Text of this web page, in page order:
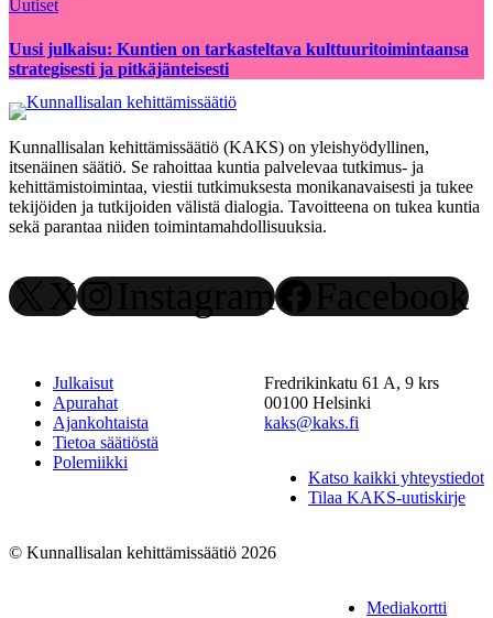
Uutiset
Uusi julkaisu: Kuntien on tarkasteltava kulttuuritoimintaansa
strategisesti ja pitkäjänteisesti
Kunnallisalan kehittämissäätiö (KAKS) on yleishyödyllinen,
itsenäinen säätiö. Se rahoittaa kuntia palvelevaa tutkimus- ja
kehittämistoimintaa, viestii tutkimuksesta monikanavaisesti ja tukee
tekijöiden ja tutkijoiden välistä dialogia. Tavoitteena on tukea kuntia
sekä parantaa niiden toimintamahdollisuuksia.
X Instagram Facebook
Julkaisut
Apurahat
Ajankohtaista
Tietoa säätiöstä
Polemiikki
Fredrikinkatu 61 A, 9 krs
00100 Helsinki
kaks@kaks.fi
Katso kaikki yhteystiedot
Tilaa KAKS-uutiskirje
© Kunnallisalan kehittämissäätiö 2026
Mediakortti